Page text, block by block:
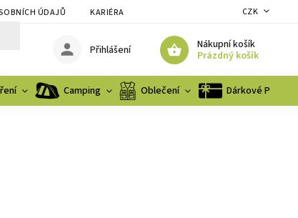
ÚDAJŮ KARIÉRA CZK
Nákupní košík
Prázdný košík
Přihlášení
Camping Oblečení Dárkové